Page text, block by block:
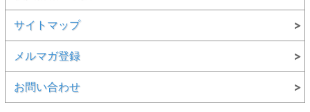
サイトマップ
メルマガ登録
お問い合わせ